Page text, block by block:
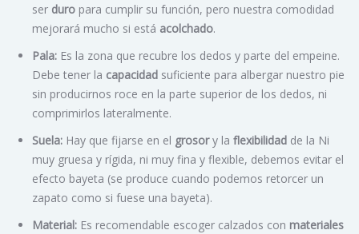
ser duro para cumplir su función, pero nuestra comodidad
mejorará mucho si está acolchado.
Pala: Es la zona que recubre los dedos y parte del empeine.
Debe tener la capacidad suficiente para albergar nuestro pie
sin producirnos roce en la parte superior de los dedos, ni
comprimirlos lateralmente.
Suela: Hay que fijarse en el grosory la flexibilidad de la Ni
muy gruesa y rígida, ni muy fina y flexible, debemos evitar el
efecto bayeta (se produce cuando podemos retorcer un
zapato como si fuese una bayeta).
Material: Es recomendable escoger calzados con materiales